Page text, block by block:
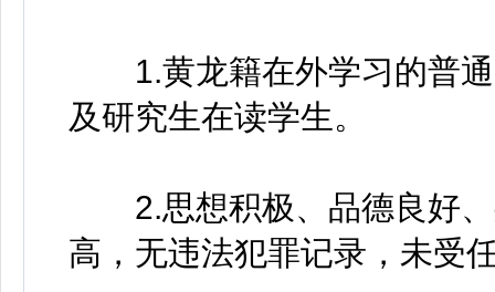
1.黄龙籍在外学习的普通
及研究生在读学生。
2.思想积极、品德良好、
高，无违法犯罪记录，未受